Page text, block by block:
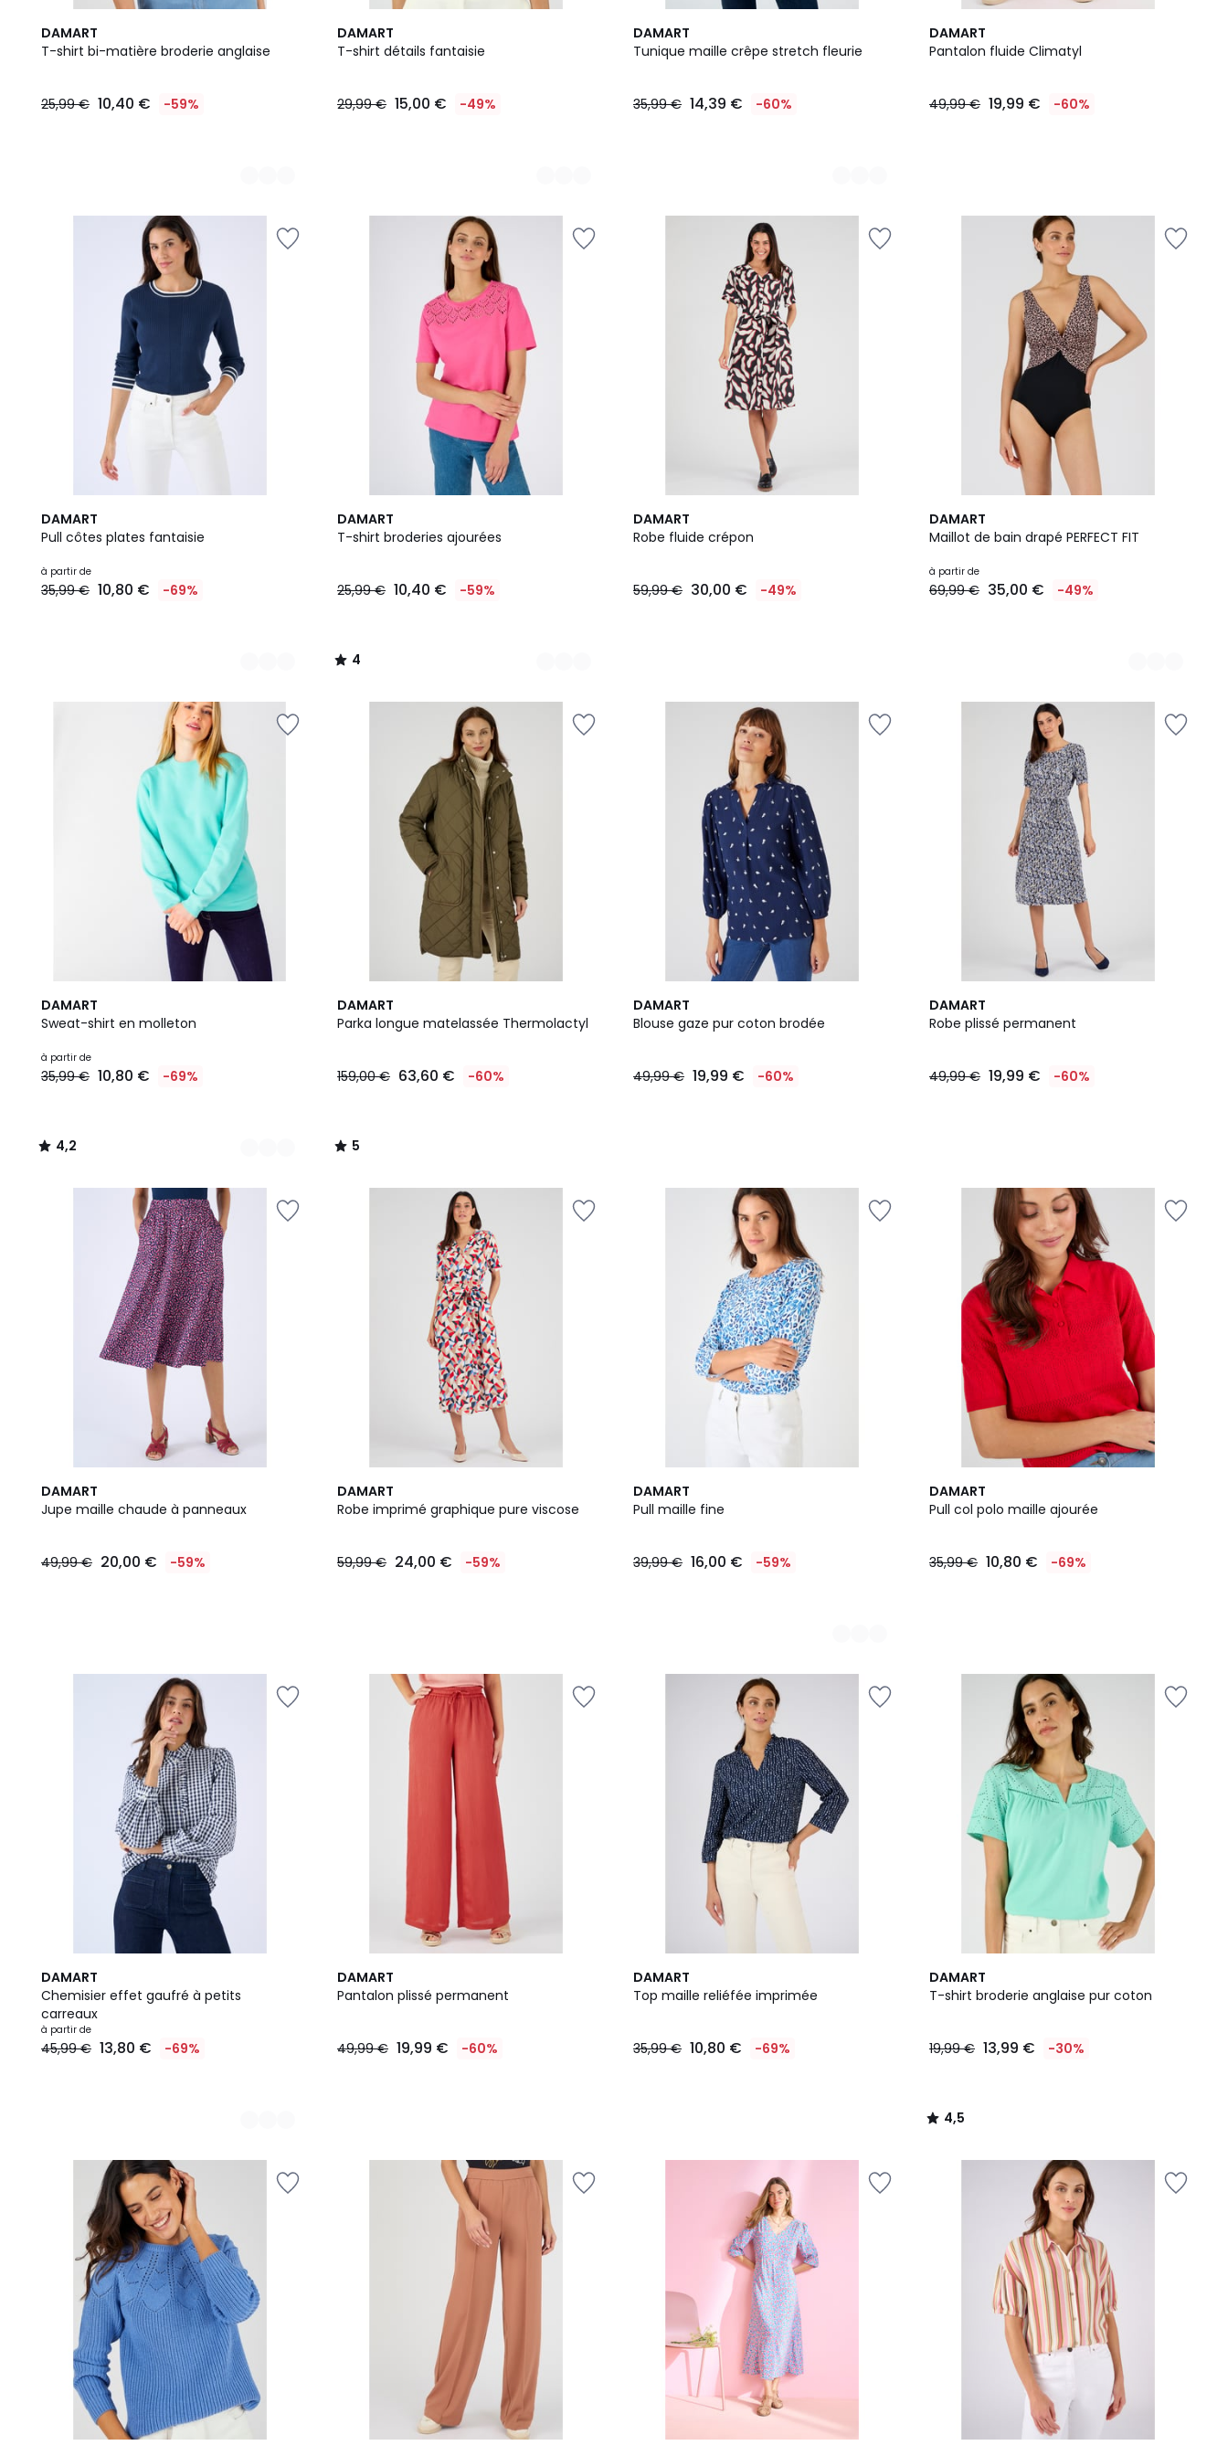
DAMART
T-shirt bi-matière broderie anglaise
€
25,99 € 10,40 € -59%
3
Couleurs
DAMART
T-shirt détails fantaisie
29,99 € 15,00 € -49%
3
Couleurs
DAMART
Tunique maille crêpe stretch fleurie
35,99 € 14,39 € -60%
3
Couleurs
DAMART
Pantalon fluide Climatyl
49,99 € 19,99 € -60%
DAMART
Pull côtes plates fantaisie
à partir de
35,99 € 10,80 € -69%
3
Couleurs
DAMART
T-shirt broderies ajourées
25,99 € 10,40 € -59%
4
/
2
Couleurs
4
/
DAMART
Robe fluide crépon
59,99 € 30,00 € -49%
DAMART
Maillot de bain drapé PERFECT FIT
à partir de
69,99 € 35,00 € -49%
2
Couleurs
DAMART
Sweat-shirt en molleton
à partir de
35,99 € 10,80 € -69%
4,2
/ 5
3
Couleurs
4,2
/
DAMART
Parka longue matelassée Thermolactyl
159,00 € 63,60 € -60%
5
/
5
/
DAMART
Blouse gaze pur coton brodée
49,99 € 19,99 € -60%
DAMART
Robe plissé permanent
49,99 € 19,99 € -60%
DAMART
Jupe maille chaude à panneaux
49,99 € 20,00 € -59%
DAMART
Robe imprimé graphique pure viscose
59,99 € 24,00 € -59%
DAMART
Pull maille fine
39,99 € 16,00 € -59%
2
Couleurs
DAMART
Pull col polo maille ajourée
35,99 € 10,80 € -69%
DAMART
Chemisier effet gaufré à petits
carreaux
à partir de
45,99 € 13,80 € -69%
3
Couleurs
DAMART
Pantalon plissé permanent
49,99 € 19,99 € -60%
DAMART
Top maille reliéfée imprimée
35,99 € 10,80 € -69%
DAMART
T-shirt broderie anglaise pur coton
19,99 € 13,99 € -30%
4,5
/ 5
4,5
/